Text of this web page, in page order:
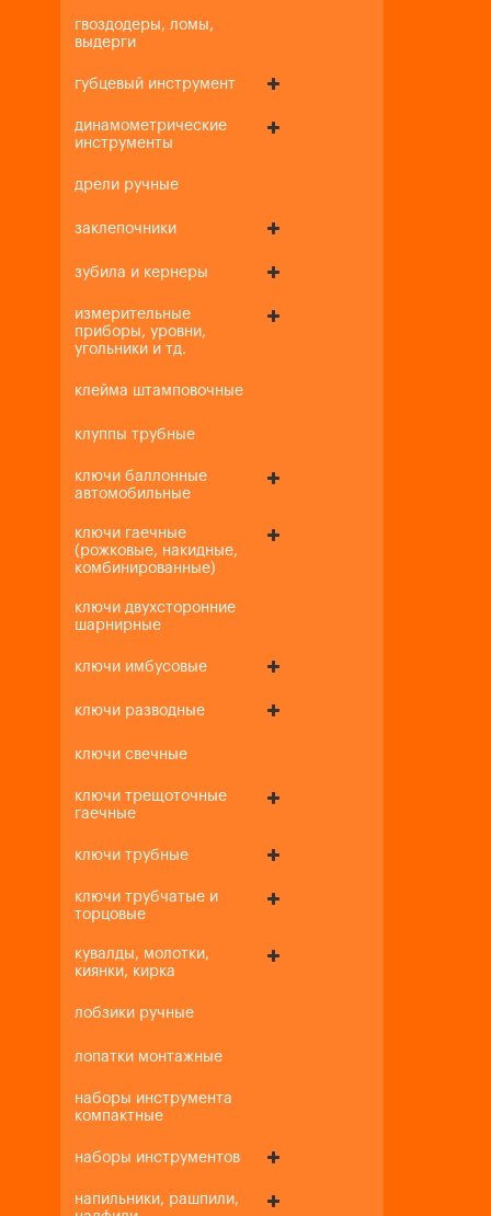
гвоздодеры, ломы,
выдерги
губцевый инструмент
динамометрические
инструменты
дрели ручные
заклепочники
зубила и кернеры
измерительные
приборы, уровни,
угольники и тд.
клейма штамповочные
клуппы трубные
ключи баллонные
автомобильные
ключи гаечные
(рожковые, накидные,
комбинированные)
ключи двухсторонние
шарнирные
ключи имбусовые
ключи разводные
ключи свечные
ключи трещоточные
гаечные
ключи трубные
ключи трубчатые и
торцовые
кувалды, молотки,
киянки, кирка
лобзики ручные
лопатки монтажные
наборы инструмента
компактные
наборы инструментов
напильники, рашпили,